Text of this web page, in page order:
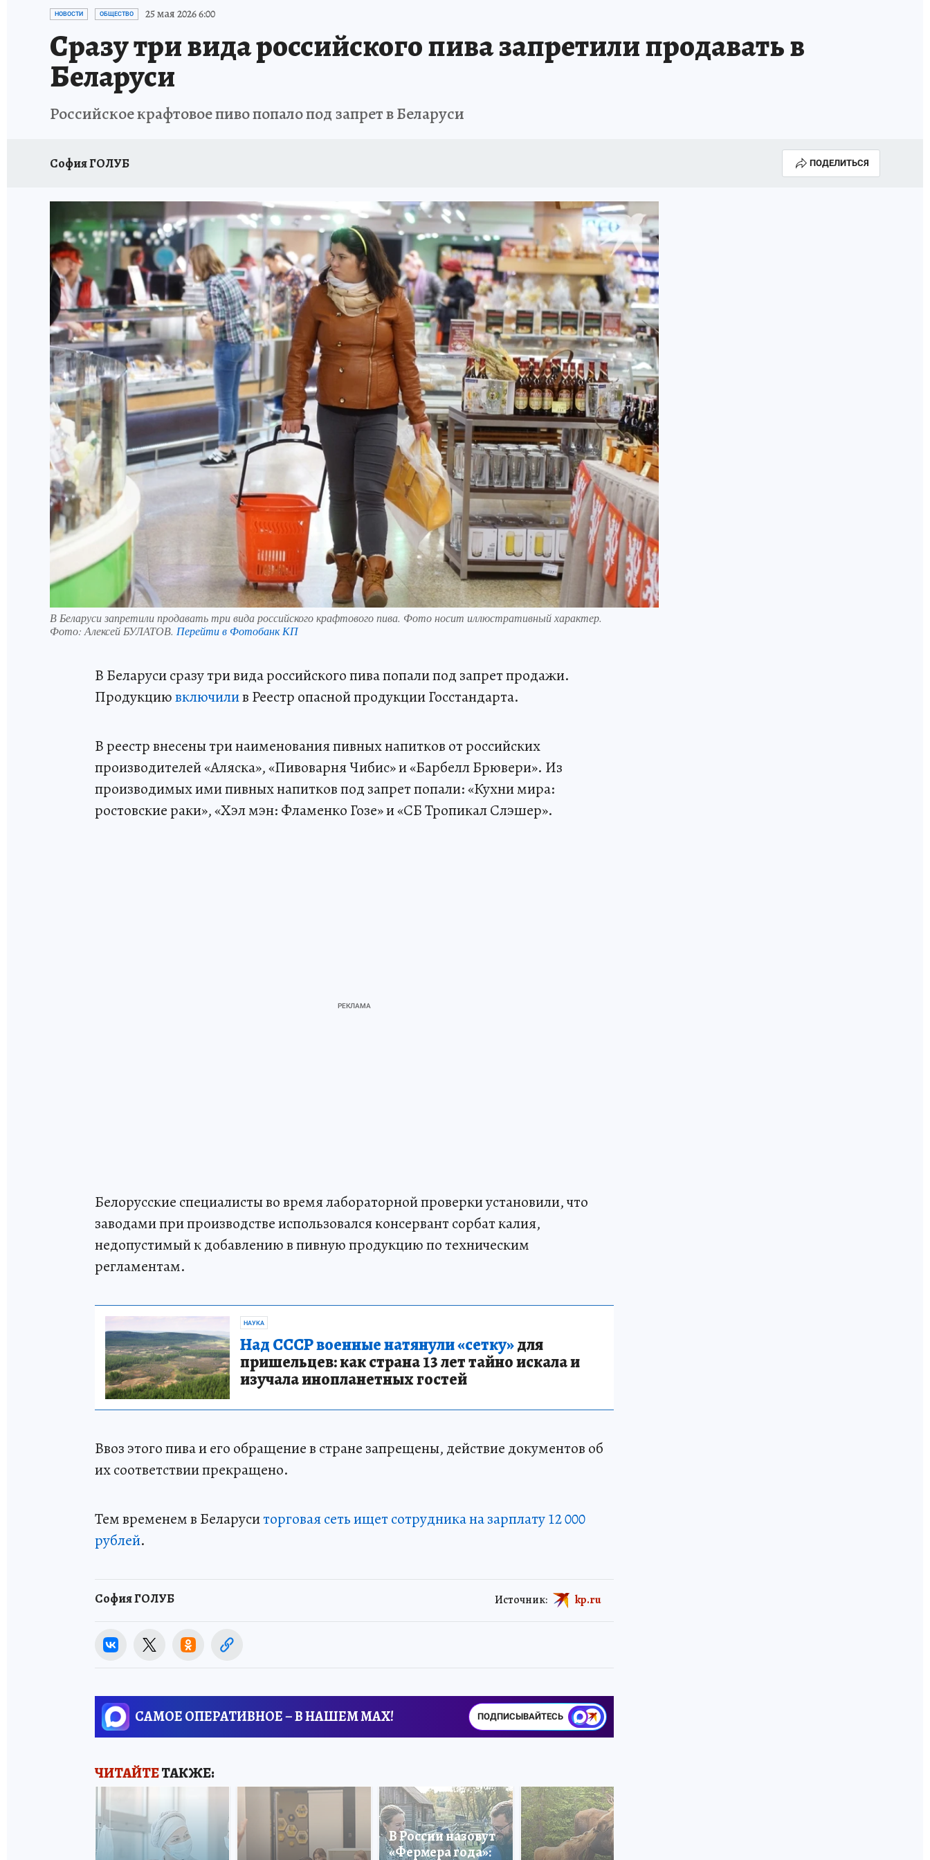
НОВОСТИ ОБЩЕСТВО 25 мая 2026 6:00
Сразу три вида российского пива запретили продавать в
Беларуси
Российское крафтовое пиво попало под запрет в Беларуси
София ГОЛУБ ПОДЕЛИТЬСЯ
В Беларуси запретили продавать три вида российского крафтового пива. Фото носит иллюстративный характер.
Фото: Алексей БУЛАТОВ. Перейти в Фотобанк КП
В Беларуси сразу три вида российского пива попали под запрет продажи.
Продукциювключилив Реестр опасной продукции Госстандарта.
В реестр внесены три наименования пивных напитков от российских
производителей «Аляска», «Пивоварня Чибис» и «Барбелл Брювери». Из
производимых ими пивных напитков под запрет попали: «Кухни мира:
ростовские раки», «Хэл мэн: Фламенко Гозе» и «СБ Тропикал Слэшер».
Белорусские специалисты во время лабораторной проверки установили, что
заводами при производстве использовался консервант сорбат калия,
недопустимый к добавлению в пивную продукцию по техническим
регламентам.
НАУКА
Над СССР военные натянули «сетку»для
пришельцев: как страна 13 лет тайно искала и
изучала инопланетных гостей
Ввоз этого пива и его обращение в стране запрещены, действие документов об
их соответствии прекращено.
Тем временем в Беларуситорговая сеть ищет сотрудника на зарплату 12 000
рублей.
София ГОЛУБ Источник: kp.ru
САМОЕ ОПЕРАТИВНОЕ – В НАШЕМ MAX! ПОДПИСЫВАЙТЕСЬ
ЧИТАЙТЕТАКЖЕ:
В России назовут
«Фермера года»: